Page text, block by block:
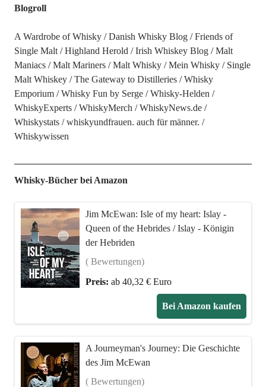
Blogroll
A Wardrobe of Whisky Danish Whisky Blog
Friends of
Single Malt
Highland Herold Irish Whiskey Blog
Malt
Maniacs
Malt Mariners Malt Whisky Mein Whisky
Single
Malt Whiskey
The Gateway to Distilleries
Whisky
Emporium
Whisky Fun by Serge
Whisky-Helden
WhiskyExperts
WhiskyMerch
WhiskyNews.de
Whiskystats
whiskyundfrauen. auch für männer.
Whiskywissen
Whisky-Bücher bei Amazon
Jim McEwan: Isle of my heart: Islay -
Queen of the Hebrides / Islay - Königin
der Hebriden
( Bewertungen)
Preis: ab 40,32 € Euro
Bei Amazon kaufen
A Journeyman's Journey: Die Geschichte
des Jim McEwan
( Bewertungen)